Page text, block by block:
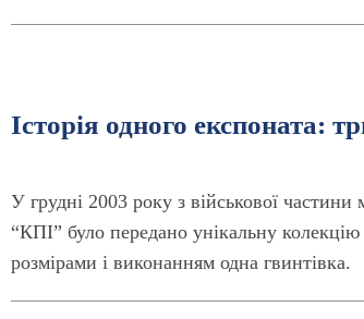
Історія одного експоната:
У грудні 2003 року з військової
“КПІ” було передано унікальну колекцію
розмірами і виконанням одна гвинтівка.